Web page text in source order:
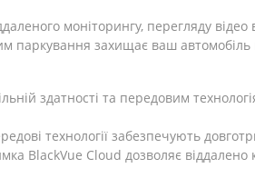
моніторингу, перегляду
паркування захищає ваш автомобіль
здатності та передовим
технології забезпечують
BlackVue Cloud дозволяє